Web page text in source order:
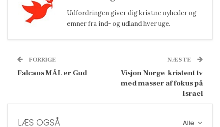
Udfordringen giver dig kristne nyheder og
emner fra ind- og udland hver uge.
FORRIGE
Falcaos MÅL er Gud
NÆSTE
Visjon Norge  kristent tv
med masser af fokus på
Israel
Alle
LÆS OGSÅ